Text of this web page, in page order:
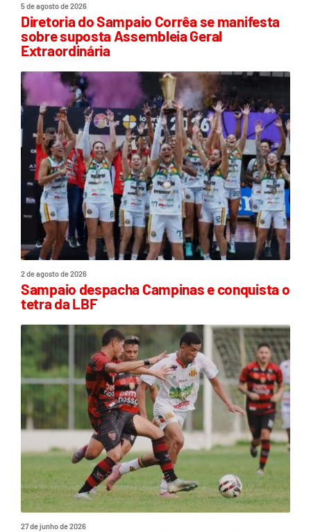
5 de agosto de 2026
Diretoria do Sampaio Corrêa se manifesta
sobre suposta Assembleia Geral
Extraordinária
2 de agosto de 2026
Sampaio despacha Campinas e conquista o
tetra da LBF
27 de junho de 2026